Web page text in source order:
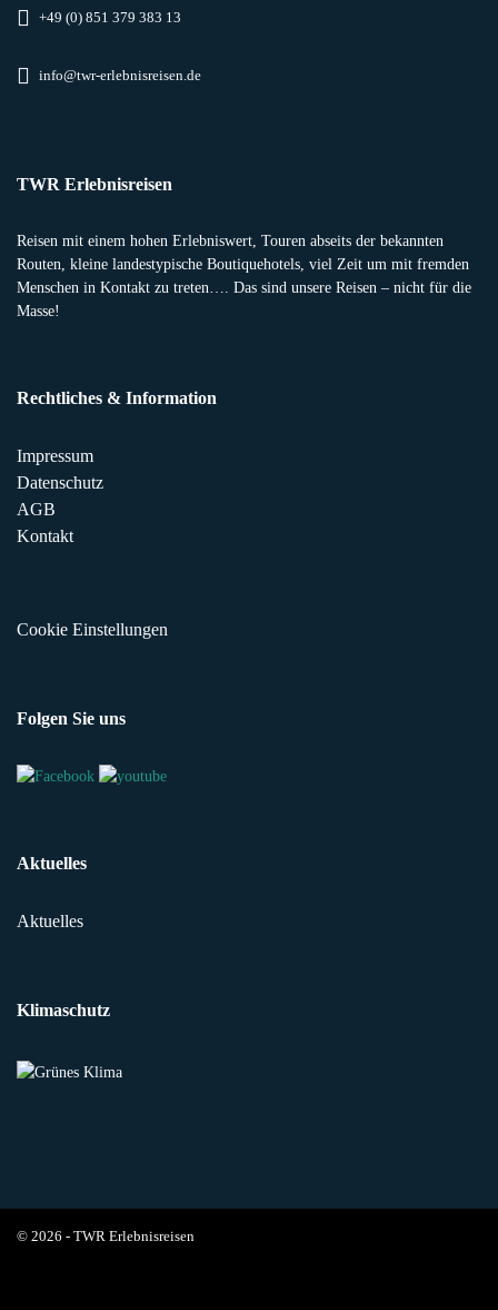
+49 (0) 851 379 383 13
info@twr-erlebnisreisen.de
TWR Erlebnisreisen
Reisen mit einem hohen Erlebniswert, Touren abseits der bekannten
Routen, kleine landestypische Boutiquehotels, viel Zeit um mit fremden
Menschen in Kontakt zu treten…. Das sind unsere Reisen – nicht für die
Masse!
Rechtliches & Information
Impressum
Datenschutz
AGB
Kontakt
Cookie Einstellungen
Folgen Sie uns
Aktuelles
Aktuelles
Klimaschutz
© 2026 - TWR Erlebnisreisen